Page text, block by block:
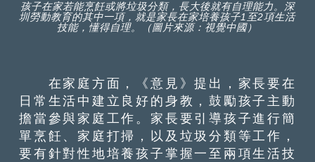
孩子在家若能烹飪或將垃圾分類，長大後就有自理能力。深
圳勞動教育的其中一項，就是家長在家培養孩子1至2項生活
技能，懂得自理。（圖片來源：視覺中國）
在家庭方面，《意見》提出，家長要在
日常生活中建立良好的身教，鼓勵孩子主動
擔當參與家庭工作。家長要引導孩子進行簡
單烹飪、家庭打掃，以及垃圾分類等工作，
要有針對性地培養孩子掌握一至兩項生活技